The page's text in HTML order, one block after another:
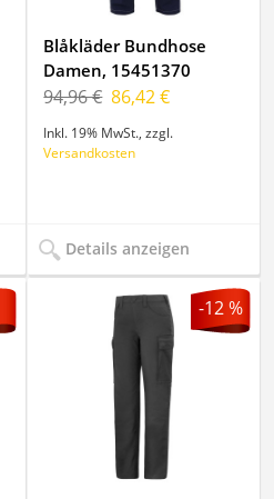
Blåkläder Bundhose
Damen, 15451370
94,96 € 86,42 €
Inkl. 19% MwSt. ,zzgl.
Versandkosten
Details anzeigen
-12 %